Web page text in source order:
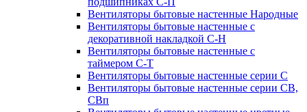
Вентиляторы бытовые настенные Народные
Вентиляторы бытовые настенные с
декоративной накладкой С-Н
Вентиляторы бытовые настенные с
таймером С-Т
Вентиляторы бытовые настенные серии С
Вентиляторы бытовые настенные серии СВ,
СВп